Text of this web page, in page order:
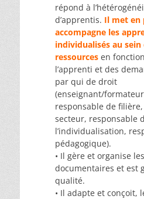
répond à
d’apprentis. Il met en
accompagne les
individualisés au
ressources en
l’apprenti et des
par qui de droit
(enseignant/
responsable de
secteur, responsable
l’individualisation,
pédagogique).
• Il gère et organise
documentaires et est
qualité.
• Il adapte et conçoit,